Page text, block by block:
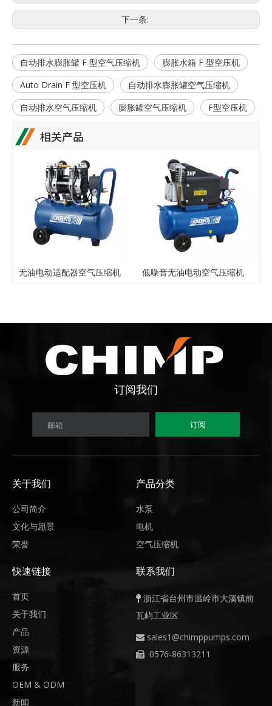
下一条:
自动排水膨胀罐 F 型空气压缩机
膨胀水箱 F 型空压机
Auto Drain F 型空压机
自动排水膨胀罐空气压缩机
自动排水空气压缩机
膨胀罐空气压缩机 F型空压机
相关产品
无油电动适配器空气压缩机 低噪音无油电动空气压缩机
订阅我们
邮箱 订阅
关于我们
公司简介
文化与愿景
荣誉
产品分类
水泵
电机
空气压缩机
快速链接
首页
关于我们
产品
资源
服务
OEM & ODM
新闻
联系我们
 浙江省台州市温岭市大溪镇前
瓦屿工业区
 sales1@chimppumps.com
 0576-86313211